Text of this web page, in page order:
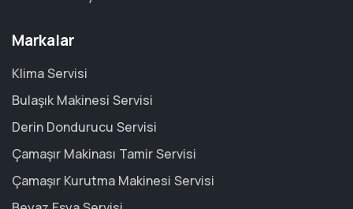
Markalar
Klima Servisi
Bulaşık Makinesi Servisi
Derin Dondurucu Servisi
Çamaşır Makinası Tamir Servisi
Çamaşır Kurutma Makinesi Servisi